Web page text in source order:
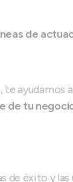
de
ayudamos
de tu
de éxito y